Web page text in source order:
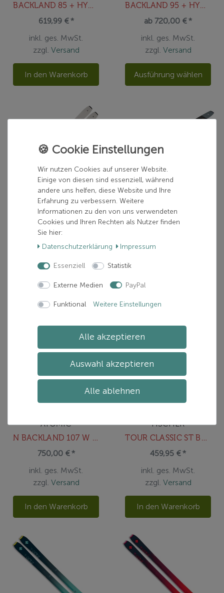
BACKLAND 85 + HYB SKIN 85/86 B
619,99 € *
inkl. ges. MwSt.
zzgl. Versand
In den Warenkorb
BACKLAND 95 + HYB SKIN 95 Black/Green
ab 720,00 € *
inkl. ges. MwSt.
zzgl. Versand
Ausführung wählen
ATOMIC
BACKLAND WMN 85 + HYB SKIN 85 Dark Blue
619,99 € *
zzgl. Versand
In den Warenkorb
ATOMIC
In den Warenkorb
ATOMIC
N BACKLAND 107 W Berry
750,00 € *
inkl. ges. MwSt.
zzgl. Versand
In den Warenkorb
FISCHER
TOUR CLASSIC ST BRAKE 92
459,95 € *
inkl. ges. MwSt.
zzgl. Versand
In den Warenkorb
Wir nutzen Cookies auf unserer Website.
Einige von diesen sind essenziell, während
andere uns helfen, diese Website und Ihre
Erfahrung zu verbessern. Weitere
Informationen zu den von uns verwendeten
Cookies und Ihren Rechten als Nutzer finden
Sie hier:
Daten­schutz­erklärung
Impressum
Essenziell Statistik
Externe Medien PayPal
Funktional Weitere Einstellungen
Alle akzeptieren
Auswahl akzeptieren
Alle ablehnen